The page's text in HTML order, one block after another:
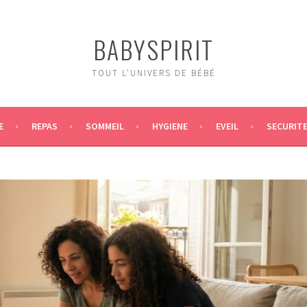
BABYSPIRIT
TOUT L'UNIVERS DE BÉBÉ
REPAS SOMMEIL HYGIENE EVEIL SECURITE